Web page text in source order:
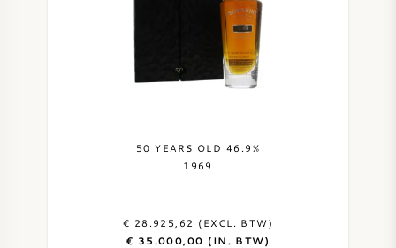
50 YEARS OLD 46.9%
1969
€ 28.925,62 (EXCL. BTW)
€ 35.000,00 (IN. BTW)